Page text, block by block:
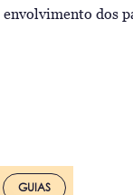
dos
GUIAS